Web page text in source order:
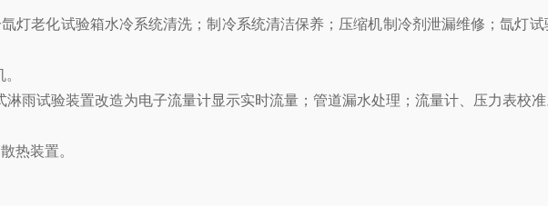
老化试验箱水冷系统清洗；制冷系统清洁保养；压缩机制冷剂泄漏维修；氙灯试
雨试验装置改造为电子流量计显示实时流量；管道漏水处理；流量计、压力表校
热装置。